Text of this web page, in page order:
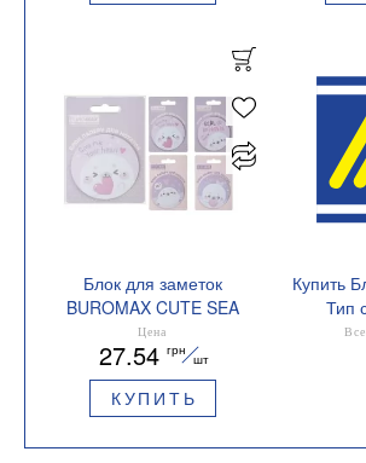
Блок для заметок
BUROMAX CUTE SEA
BM.2381-72 70 мм
Цена
27.54 грн
шт
КУПИТЬ
Купить
Тип